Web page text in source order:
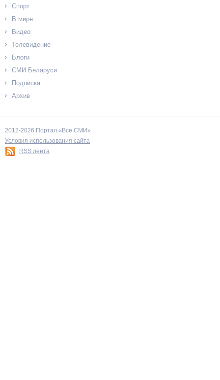
Спорт
В мире
Видео
Телевидение
Блоги
СМИ Беларуси
Подписка
Архив
2012-2026 Портал «Все СМИ»
Условия использования сайта
RSS лента